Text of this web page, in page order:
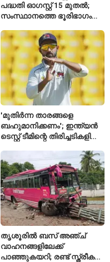
പദ്ധതി ഓഗസ്റ്റ് 15 മുതൽ;
സംസ്ഥാനത്തെ ഭൂരിഭാഗം
എസ്‌ഐമാർക്ക്
'മുതിർന്ന താരങ്ങളെ
ബഹുമാനിക്കണം'; ഇന്ത്യൻ
ടെസ്റ്റ് ടീമിന്റെ തിരിച്ചടികളിൽ
രഹാനെ
തൃശൂരിൽ ബസ് അഞ്ച്
വാഹനങ്ങളിലേക്ക്
പാഞ്ഞുകയറി; രണ്ട് സ്ത്രീകൾ